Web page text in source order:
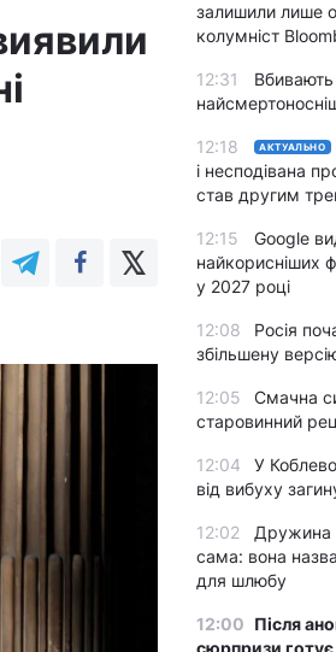
залишили лише
колумніст
12:31
12:18 АКТУАЛЬНО
і несподівана
став другим
12:15
Google
найкорисніших
у 2027 році
12:08
Росія
збільшену
12:05
Смачна
старовинний
12:04
У
від вибуху
12:02
Дружина
сама: вона
для шлюбу
12:00 Після
сюрпризи готує